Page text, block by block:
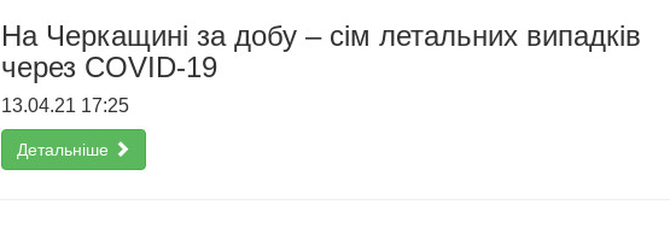
На Черкащині за добу – сім летальних випадків
через COVID-19
13.04.21 17:25
Детальніше